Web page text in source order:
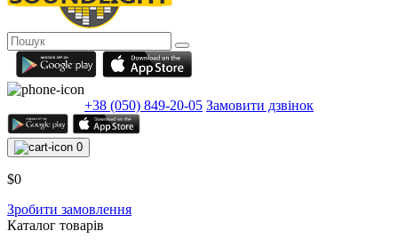
+38 (050) 849-20-05 Замовити дзвінок
0
$0
Зробити замовлення
Каталог товарів